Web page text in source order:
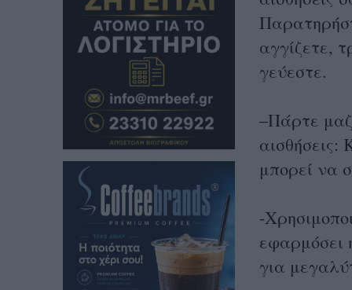
αγγίζετε,
γεύεστε.
–Πάρτε
μπορεί να
-
εφαρμόσει
για